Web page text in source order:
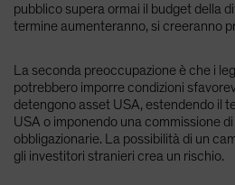
pubblico supera ormai il budget della
termine aumenteranno, si creeranno
La seconda preoccupazione è che i
potrebbero imporre condizioni
detengono asset USA, estendendo il
USA o imponendo una commissione
obbligazionarie. La possibilità di un
gli investitori stranieri crea un rischio.